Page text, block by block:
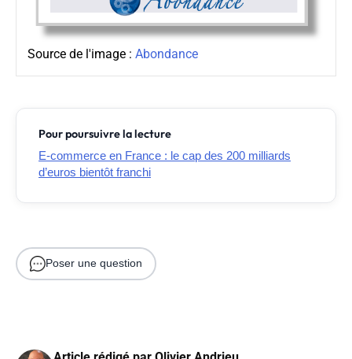
Source de l'image : Abondance
Pour poursuivre la lecture
E-commerce en France : le cap des 200 milliards
d’euros bientôt franchi
Poser une question